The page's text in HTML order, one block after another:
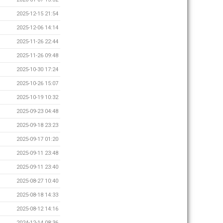
2025-12-15 21:54
2025-12-06 14:14
2025-11-26 22:44
2025-11-26 09:48
2025-10-30 17:24
2025-10-26 15:07
2025-10-19 10:32
2025-09-23 04:48
2025-09-18 23:23
2025-09-17 01:20
2025-09-11 23:48
2025-09-11 23:40
2025-08-27 10:40
2025-08-18 14:33
2025-08-12 14:16